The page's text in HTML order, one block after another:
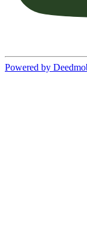
Powered by